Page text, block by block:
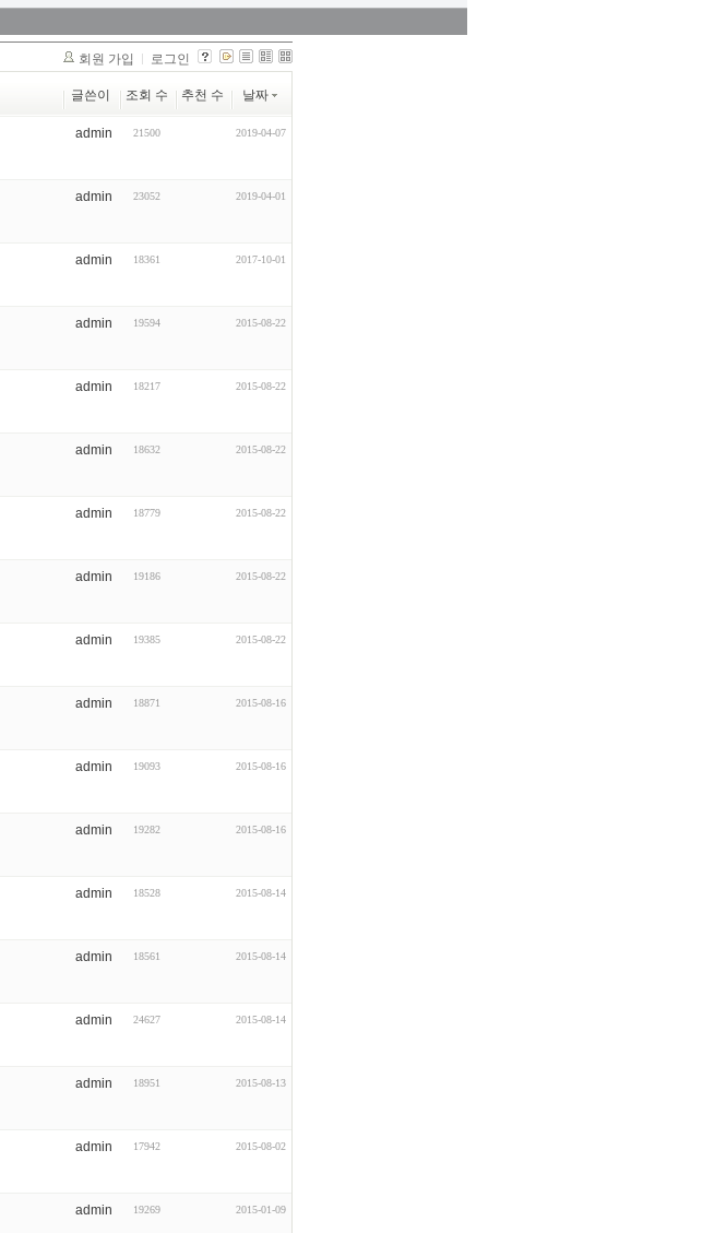
회원 가입 로그인
글쓴이 조회 수 추천 수 날짜
admin 21500 2019-04-07
admin 23052 2019-04-01
admin 18361 2017-10-01
admin 19594 2015-08-22
admin 18217 2015-08-22
admin 18632 2015-08-22
admin 18779 2015-08-22
admin 19186 2015-08-22
admin 19385 2015-08-22
admin 18871 2015-08-16
admin 19093 2015-08-16
admin 19282 2015-08-16
admin 18528 2015-08-14
admin 18561 2015-08-14
admin 24627 2015-08-14
admin 18951 2015-08-13
admin 17942 2015-08-02
admin 19269 2015-01-09